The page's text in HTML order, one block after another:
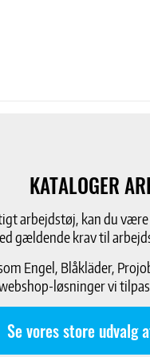
KATALOGER
arbejdstøj, kan du
gældende krav til
Engel, Blåkläder,
løsninger vi
Se vores store udvalg